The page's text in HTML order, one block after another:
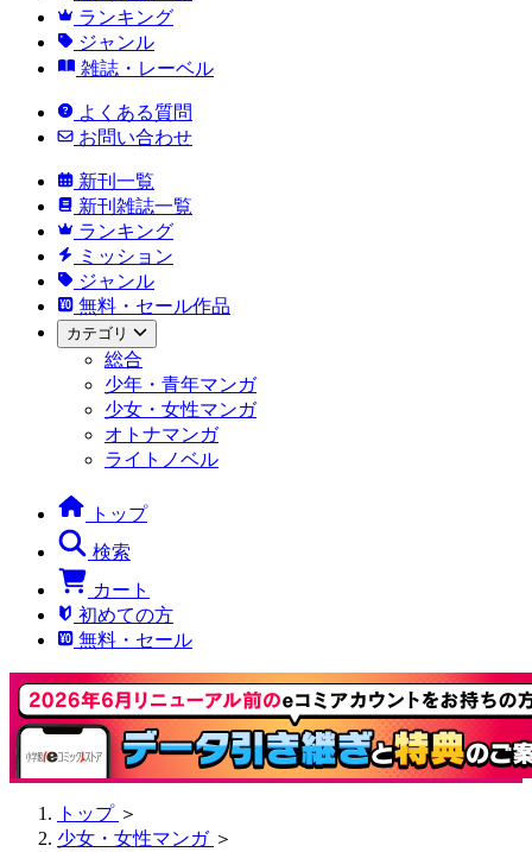
ランキング
ジャンル
雑誌・レーベル
よくある質問
お問い合わせ
新刊一覧
新刊雑誌一覧
ランキング
ミッション
ジャンル
無料・セール作品
カテゴリ
総合
少年・青年マンガ
少女・女性マンガ
オトナマンガ
ライトノベル
トップ
検索
カート
初めての方
無料・セール
トップ ＞
少女・女性マンガ ＞